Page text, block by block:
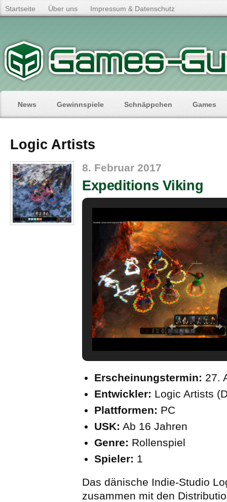
Startseite Über uns Impressum & Datenschutz
News Gewinnspiele Schnäppchen Games
Logic Artists
8. Februar 2017
Expeditions Viking
Erscheinungstermin: 27.
Entwickler: Logic Artists
Plattformen: PC
USK: Ab 16 Jahren
Genre: Rollenspiel
Spieler: 1
Das dänische Indie-Studio
zusammen mit den